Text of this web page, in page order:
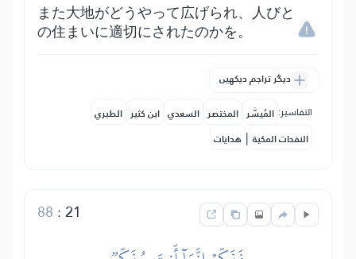
また大地がどうやって広げられ、人びと
の住まいに適切にされたのかを。
دیگر تراجم دیکھیں
التفاسير: المُيسَّر المختصر السعدي ابن كثير الطبري
النفحات المكية | هدايات
21
:
88